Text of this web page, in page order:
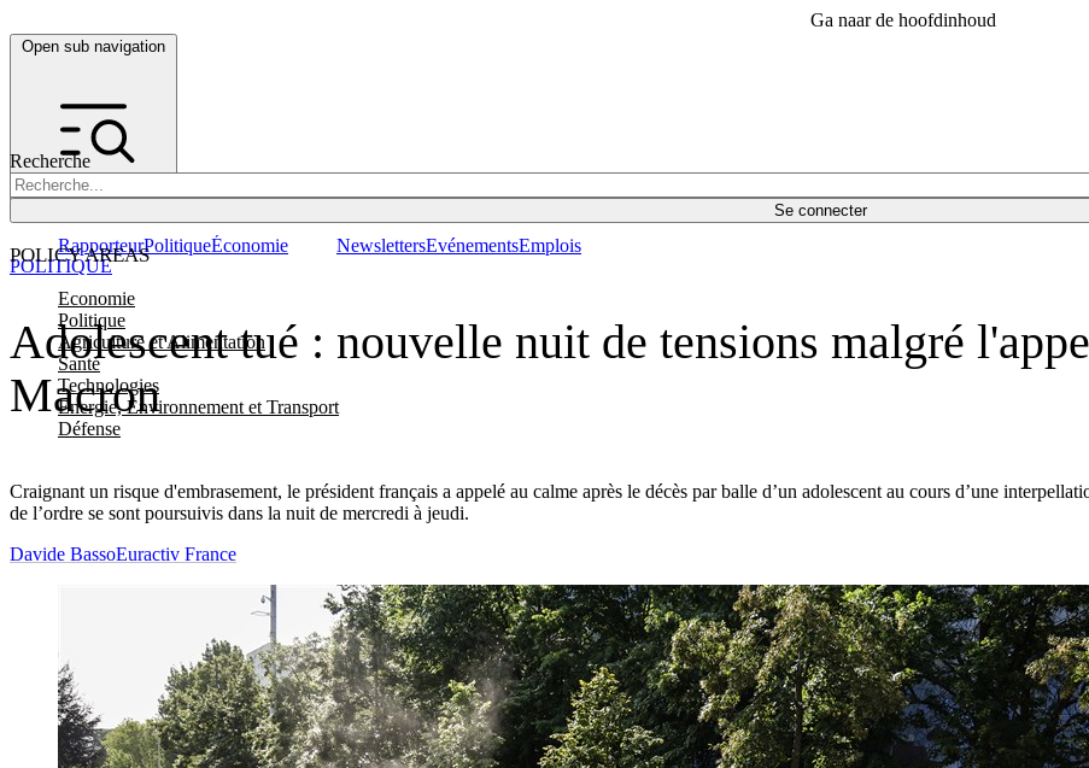
Ga naar de hoofdinhoud
Open sub navigation
Recherche
Se connecter
POLICY AREAS
Economie
Politique
Agriculture et Alimentation
Santé
Technologies
Energie, Environnement et Transport
Défense
RapporteurPolitiqueÉconomie NewslettersEvénementsEmplois
Adolescent tué : nouvelle nuit de tensions malgré
Macron
Craignant un risque d'embrasement, le président français a appelé au calme après le décès par balle d’un adolescent au cours d’une
de l’ordre se sont poursuivis dans la nuit de mercredi à jeudi.
POLITIQUE
Davide BassoEuractiv France